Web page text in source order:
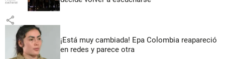
share
¡Está muy cambiada! Epa Colombia reapareció
en redes y parece otra